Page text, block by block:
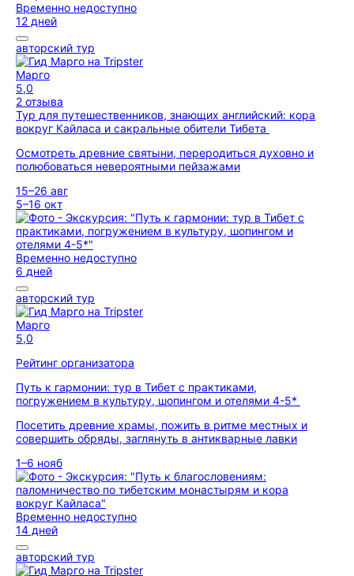
Временно недоступно
12 дней
авторский тур
Марго
5,0
2 отзыва
Тур для путешественников, знающих английский: кора
вокруг Кайласа и сакральные обители Тибета
Осмотреть древние святыни, переродиться духовно и
полюбоваться невероятными пейзажами
15–26 авг
5–16 окт
Временно недоступно
6 дней
авторский тур
Марго
5,0
Рейтинг организатора
Путь к гармонии: тур в Тибет с практиками,
погружением в культуру, шопингом и отелями 4-5*
Посетить древние храмы, пожить в ритме местных и
совершить обряды, заглянуть в антикварные лавки
1–6 нояб
Временно недоступно
14 дней
авторский тур